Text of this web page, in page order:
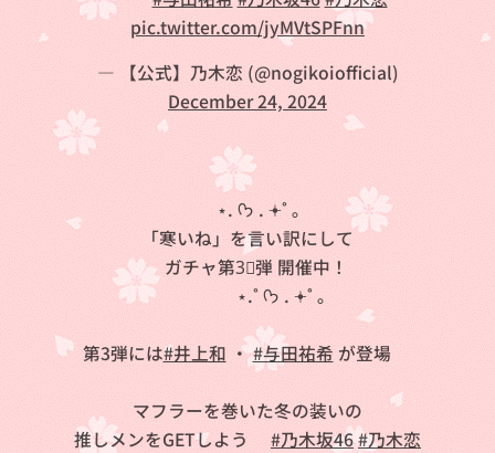
pic.twitter.com/jyMVtSPFnn
— 【公式】乃木恋 (@nogikoiofficial)
December 24, 2024
❄⋆. ᡣ𐭩 . 𖥔˚ ｡
「寒いね」を言い訳にして
ガチャ第3⃣弾 開催中！
⋆.˚ ᡣ𐭩 . 𖥔˚ ｡❄
第3弾には#井上和 ・#与田祐希 が登場✨
マフラーを巻いた冬の装いの
推しメンをGETしよう🧣 #乃木坂46#乃木恋